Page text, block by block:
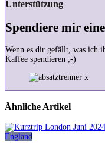
Unterstützung
Spendiere mir
Wenn es dir gefällt, was ich
Kaffee spendieren ;-)
Ähnliche Artikel
England